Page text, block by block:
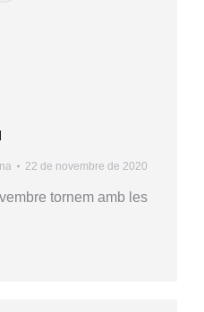
22 de novembre de 2020
tornem amb les